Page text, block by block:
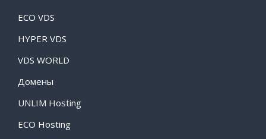
ECO VDS
HYPER VDS
VDS WORLD
Домены
UNLIM Hosting
ECO Hosting